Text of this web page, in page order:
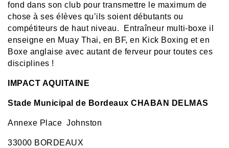
fond dans son club pour transmettre le maximum de
chose à ses élèves qu’ils soient débutants ou
compétiteurs de haut niveau. Entraîneur multi-boxe il
enseigne en Muay Thai, en BF, en Kick Boxing et en
Boxe anglaise avec autant de ferveur pour toutes ces
disciplines !
IMPACT AQUITAINE
Stade Municipal de Bordeaux CHABAN DELMAS
Annexe Place Johnston
33000 BORDEAUX